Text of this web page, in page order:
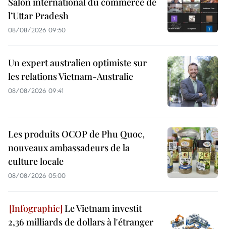
l’Uttar Pradesh
08/08/2026 09:50
Un expert australien optimiste sur
les relations Vietnam-Australie
08/08/2026 09:41
Les produits OCOP de Phu Quoc,
nouveaux ambassadeurs de la
culture locale
08/08/2026 05:00
Le Vietnam investit
2,36 milliards de dollars à l'étranger